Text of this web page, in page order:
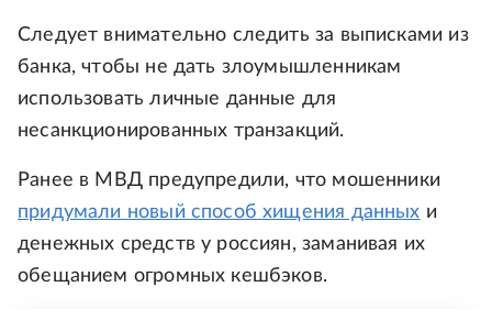
Следует внимательно следить за выписками из
банка, чтобы не дать злоумышленникам
использовать личные данные для
несанкционированных транзакций.
Ранее в МВД предупредили, что мошенники
придумали новый способ хищения данных и
денежных средств у россиян, заманивая их
обещанием огромных кешбэков.